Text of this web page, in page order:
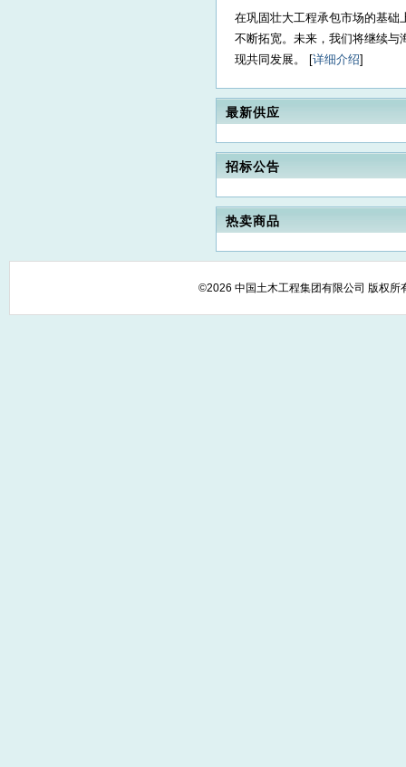
在巩固壮大工程承包市场的基础
不断拓宽。未来，我们将继续与
现共同发展。 [详细介绍]
最新供应
招标公告
热卖商品
©2026 中国土木工程集团有限公司 版权